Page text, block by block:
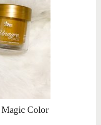
Magic Color